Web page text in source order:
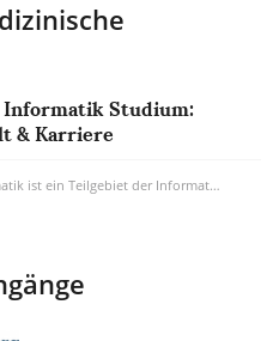
Studium:
& Karriere
Medizinische Informatik ist ein Teilgebiet der Informatik, das medizinische Daten...